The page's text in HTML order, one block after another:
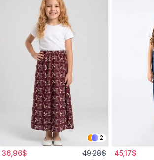
2
36,96$ 49,28$ 45,17$